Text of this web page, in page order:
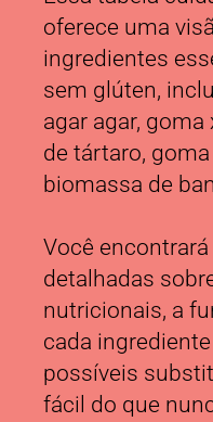
oferece uma
ingredientes
sem glúten,
agar agar,
de tártaro,
biomassa de
Você
detalhadas
nutricionais, a
cada
possíveis
fácil do que